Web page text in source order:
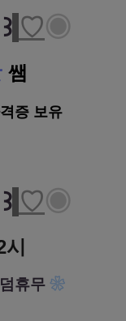
꒱ ♡◉
쌤
증 보유
꒱ ♡◉
휴무 ❀